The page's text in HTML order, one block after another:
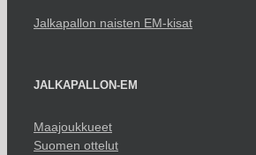
Jalkapallon naisten EM-kisat
JALKAPALLON-EM
Maajoukkueet
Suomen ottelut